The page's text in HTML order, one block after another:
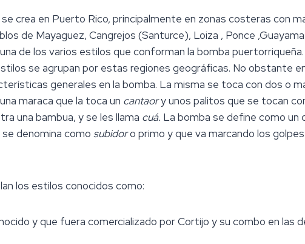
crea en Puerto Rico, principalmente en zonas costeras con
de Mayaguez, Cangrejos (Santurce), Loiza , Ponce
de los varios estilos que conforman la bomba
se agrupan por estas regiones geográficas. No obstante
generales en la bomba. La misma se toca con dos o
maraca que la toca un cantaory unos palitos que se tocan
una bambua, y se les llama cuá. La bomba se define como un
denomina como subidoro primo y que va marcando los
los estilos conocidos como:
y que fuera comercializado por Cortijo y su combo en las